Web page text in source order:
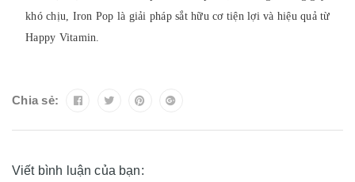
khó chịu, Iron Pop là giải pháp sắt hữu cơ tiện lợi và hiệu quả từ
Happy Vitamin.
Chia sẻ:
Viết bình luận của bạn: